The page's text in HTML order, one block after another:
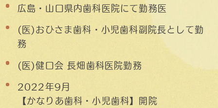
広島・山口県内歯科医院にて勤務医
(医)おひさま歯科・小児歯科副院長として勤
務
(医)健口会 長畑歯科医院勤務
2022年9月
【かなりあ歯科・小児歯科】開院